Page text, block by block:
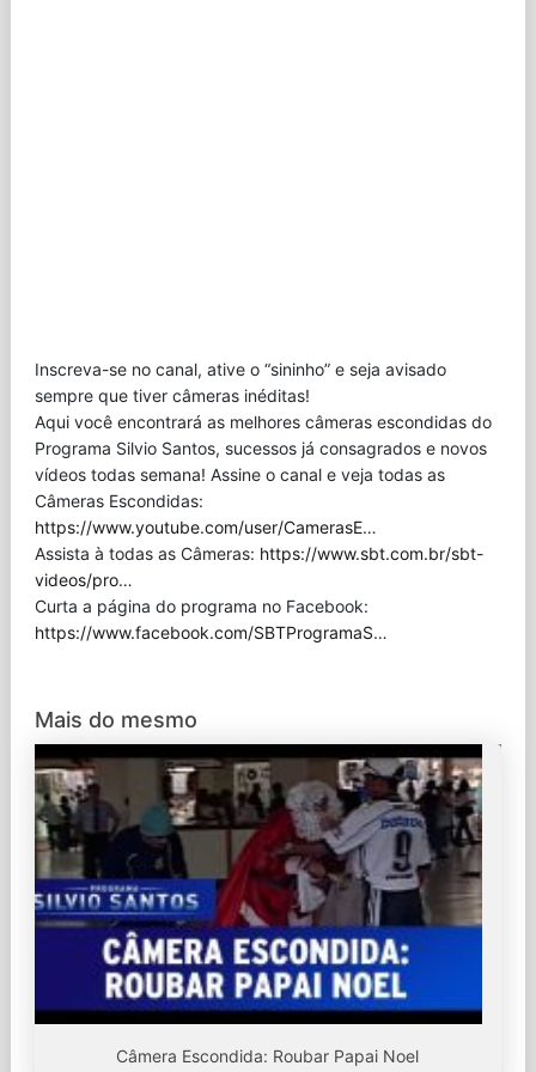
Inscreva-se no canal, ative o “sininho” e seja avisado
sempre que tiver câmeras inéditas!
Aqui você encontrará as melhores câmeras escondidas do
Programa Silvio Santos, sucessos já consagrados e novos
vídeos todas semana! Assine o canal e veja todas as
Câmeras Escondidas:
https://www.youtube.com/user/CamerasE…
Assista à todas as Câmeras: https://www.sbt.com.br/sbt-
videos/pro…
Curta a página do programa no Facebook:
https://www.facebook.com/SBTProgramaS…
Mais do mesmo
Câmera Escondida: Roubar Papai Noel